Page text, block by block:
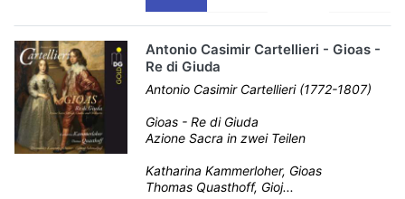
Antonio Casimir Cartellieri - Gioas -
Re di Giuda
Antonio Casimir Cartellieri (1772-1807)
Gioas - Re di Giuda
Azione Sacra in zwei Teilen
Katharina Kammerloher, Gioas
Thomas Quasthoff, Gioj...